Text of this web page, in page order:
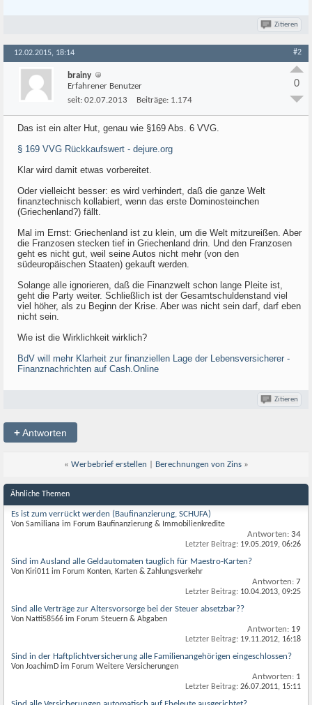
Zitieren
12.02.2015, 18:14 #2
brainy
Erfahrener Benutzer
seit: 02.07.2013 Beiträge: 1.174
0
Das ist ein alter Hut, genau wie §169 Abs. 6 VVG.
§ 169 VVG Rückkaufswert - dejure.org
Klar wird damit etwas vorbereitet.
Oder vielleicht besser: es wird verhindert, daß die ganze Welt
finanztechnisch kollabiert, wenn das erste Dominosteinchen
(Griechenland?) fällt.
Mal im Ernst: Griechenland ist zu klein, um die Welt mitzureißen. Aber
die Franzosen stecken tief in Griechenland drin. Und den Franzosen
geht es nicht gut, weil seine Autos nicht mehr (von den
südeuropäischen Staaten) gekauft werden.
Solange alle ignorieren, daß die Finanzwelt schon lange Pleite ist,
geht die Party weiter. Schließlich ist der Gesamtschuldenstand viel
viel höher, als zu Beginn der Krise. Aber was nicht sein darf, darf eben
nicht sein.
Wie ist die Wirklichkeit wirklich?
BdV will mehr Klarheit zur finanziellen Lage der Lebensversicherer -
Finanznachrichten auf Cash.Online
Zitieren
+Antworten
« Werbebrief erstellen Berechnungen von Zins »
Ähnliche Themen
Es ist zum verrückt werden (Baufinanzierung, SCHUFA)
Von Samiliana im Forum Baufinanzierung & Immobilienkredite
Antworten: 34
Letzter Beitrag: 19.05.2019, 06:26
Sind im Ausland alle Geldautomaten tauglich für Maestro-Karten?
Von Kiri011 im Forum Konten, Karten & Zahlungsverkehr
Antworten: 7
Letzter Beitrag: 10.04.2013, 09:25
Sind alle Verträge zur Altersvorsorge bei der Steuer absetzbar??
Von Natti58566 im Forum Steuern & Abgaben
Antworten: 19
Letzter Beitrag: 19.11.2012, 16:18
Sind in der Haftplichtversicherung alle Familienangehörigen eingeschlossen?
Von JoachimD im Forum Weitere Versicherungen
Antworten: 1
Letzter Beitrag: 26.07.2011, 15:11